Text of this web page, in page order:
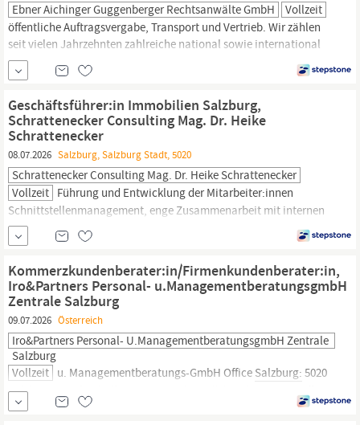
Ebner Aichinger Guggenberger Rechtsanwälte GmbH
Vollzeit
öffentliche Auftragsvergabe, Transport und Vertrieb. Wir zählen
seit vielen Jahrzehnten zahlreiche national sowie international
tätige Unternehmen zu unseren ständigen Klienten. Wir
verstärken unser Team und suchen im Rahmen einer
Rechtsanwaltskanzlei in Vollzeit für sofortigen Eintritt Assistenz
derJuristen/InnenAkten-
Geschäftsführer:in Immobilien Salzburg,
Schrattenecker Consulting Mag. Dr. Heike
Schrattenecker
08.07.2026 Salzburg, Salzburg Stadt, 5020
Schrattenecker Consulting Mag. Dr. Heike Schrattenecker
Vollzeit Führung und Entwicklung der Mitarbeiter:innen
Schnittstellenmanagement, enge Zusammenarbeit mit internen
und externen Partnern Direkt an den Vorstand berichtend
Repräsentation des Unternehmens im Innen- und Außenbereich,
regionale Präsenz, Netzwerkpflege Umfassend ausgebildete/r
Manager:in mit betriebswirtschaftlicher,juristischeroder
technischer...
Kommerzkundenberater:in/Firmenkundenberater:in,
Iro&Partners Personal- u.ManagementberatungsgmbH
Zentrale Salzburg
09.07.2026 Österreich
Iro&Partners Personal- U.ManagementberatungsgmbH Zentrale
Salzburg
Vollzeit u. Managementberatungs-GmbH Office Salzburg: 5020
Salzburg,
Wien: 1010 Wien, Opernring 9 • Tel: +43/(0)1/877 87 19 e-mail: